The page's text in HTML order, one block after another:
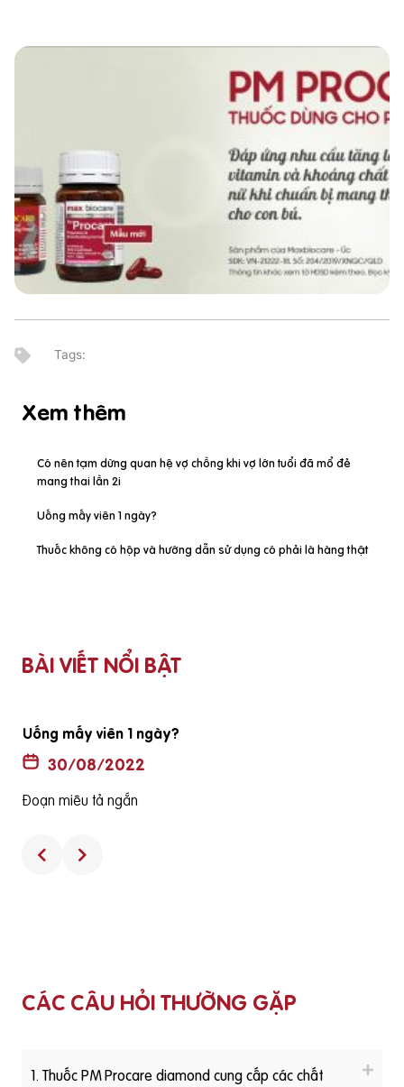
Xem thêm
Có nên tạm dừng quan hệ vợ chồng khi vợ lớn tuổi đã mổ đẻ
mang thai lần 2i
Uống mấy viên 1 ngày?
Thuốc không có hộp và hướng dẫn sử dụng có phải là hàng thật
BÀI VIẾT NỔI BẬT
Uống mấy viên 1 ngày?
30/08/2022
Đoạn miêu tả ngắn
CÁC CÂU HỎI THƯỜNG GẶP
1. Thuốc PM Procare diamond cung cấp các chất